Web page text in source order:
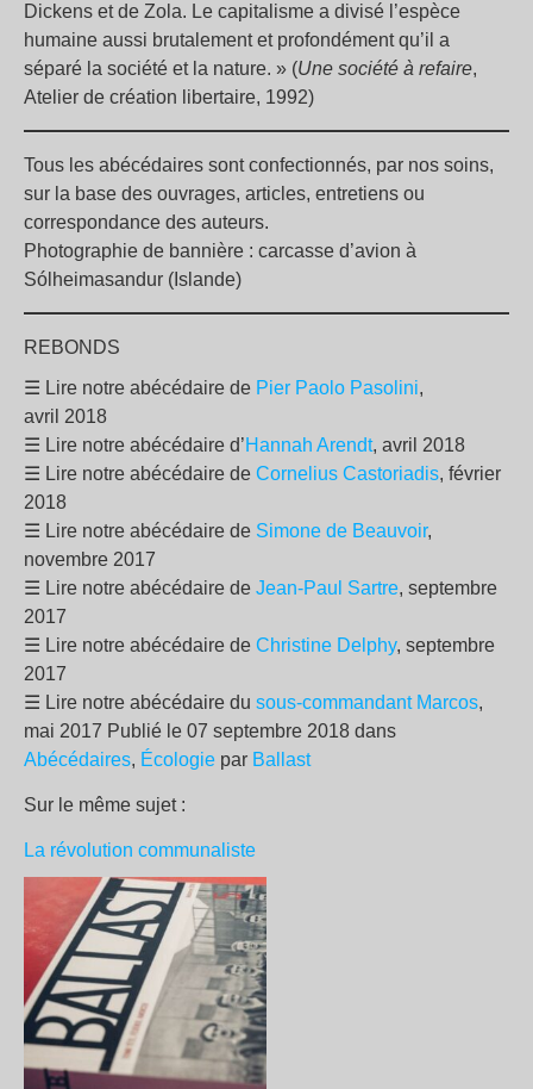
Dickens et de Zola. Le capitalisme a divisé l’espèce
humaine aussi brutalement et profondément qu’il a
séparé la société et la nature. » (Une société à refaire,
Atelier de création libertaire, 1992)
Tous les abécédaires sont confectionnés, par nos soins,
sur la base des ouvrages, articles, entretiens ou
correspondance des auteurs.
Photographie de bannière : carcasse d’avion à
Sólheimasandur (Islande)
REBONDS
☰ Lire notre abécédaire de Pier Paolo Pasolini,
avril 2018
☰ Lire notre abécédaire d’Hannah Arendt, avril 2018
☰ Lire notre abécédaire de Cornelius Castoriadis, février
2018
☰ Lire notre abécédaire de Simone de Beauvoir,
novembre 2017
☰ Lire notre abécédaire de Jean-Paul Sartre, septembre
2017
☰ Lire notre abécédaire de Christine Delphy, septembre
2017
☰ Lire notre abécédaire du sous-commandant Marcos,
mai 2017 Publié le 07 septembre 2018 dans
Abécédaires, Écologie par Ballast
Sur le même sujet :
La révolution communaliste